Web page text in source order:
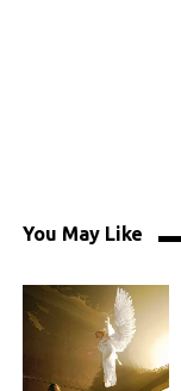
You May Like